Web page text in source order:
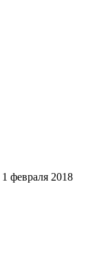
1 февраля 2018